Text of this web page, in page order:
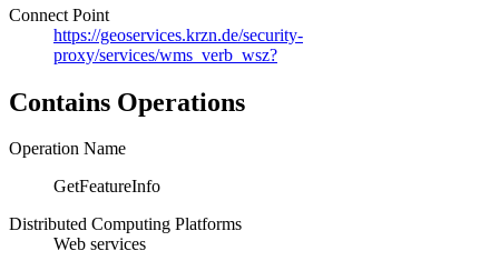
Connect Point
https://geoservices.krzn.de/security-
proxy/services/wms_verb_wsz?
Contains Operations
Operation Name
GetFeatureInfo
Distributed Computing Platforms
Web services